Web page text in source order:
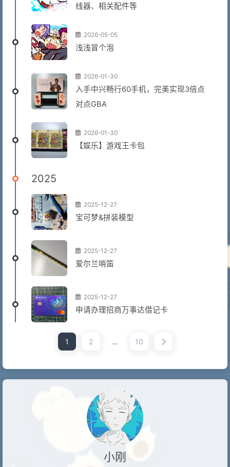
线器、相关配件等
2026-05-05
浅浅冒个泡
2026-01-30
入手中兴畅行60手机，完美实现3倍点
对点GBA
2026-01-30
【娱乐】游戏王卡包
2025
2025-12-27
宝可梦&拼装模型
2025-12-27
爱尔兰哨笛
2025-12-27
申请办理招商万事达借记卡
1 2 … 10
小刚